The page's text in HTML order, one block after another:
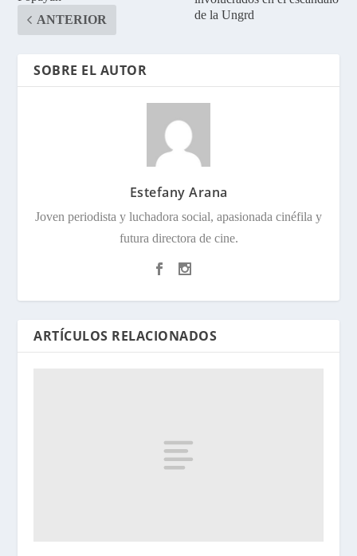
ANTERIOR
de la Ungrd
SOBRE EL AUTOR
Estefany Arana
Joven periodista y luchadora social, apasionada cinéfila y
futura directora de cine.
ARTÍCULOS RELACIONADOS